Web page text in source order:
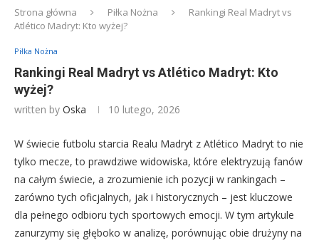
Strona główna Piłka Nożna
Rankingi Real Madryt vs
Atlético Madryt: Kto wyżej?
Piłka Nożna
Rankingi Real Madryt vs Atlético Madryt: Kto
wyżej?
written by Oska 10 lutego, 2026
W świecie futbolu starcia Realu Madryt z Atlético Madryt to nie
tylko mecze, to prawdziwe widowiska, które elektryzują fanów
na całym świecie, a zrozumienie ich pozycji w rankingach –
zarówno tych oficjalnych, jak i historycznych – jest kluczowe
dla pełnego odbioru tych sportowych emocji. W tym artykule
zanurzymy się głęboko w analizę, porównując obie drużyny na